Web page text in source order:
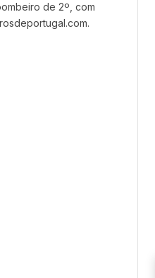
de 2º, com